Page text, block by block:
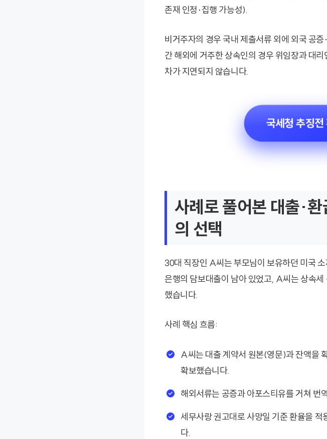
존재 인정·집행 가능성).
비거주자의 경우 국내 제출서류 외에 외국 공
간 해외에 거주한 상속인의 경우 위임장과 대
차가 지연되지 않습니다.
국세청 추징
사례로 풀어본 대출·
의 선택
30대 직장인 A씨는 부모님이 보유하던 미국
은행의 담보대출이 남아 있었고, A씨는 상속
했습니다.
사례 핵심 흐름:
A씨는 대출 계약서 원본(영문)과 잔액을
확보했습니다.
해외서류는 공증과 아포스티유를 거쳐 번
세무사랑 권고대로 사망일 기준 환율을
다.